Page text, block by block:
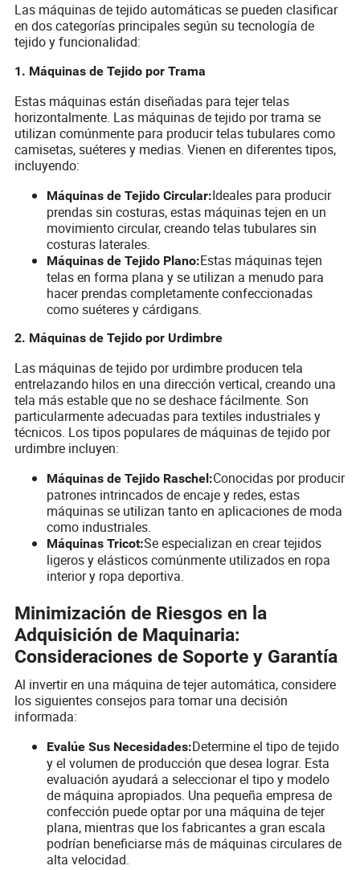
Las máquinas de tejido automáticas se pueden clasificar
en dos categorías principales según su tecnología de
tejido y funcionalidad:
1. Máquinas de Tejido por Trama
Estas máquinas están diseñadas para tejer telas
horizontalmente. Las máquinas de tejido por trama se
utilizan comúnmente para producir telas tubulares como
camisetas, suéteres y medias. Vienen en diferentes tipos,
incluyendo:
Máquinas de Tejido Circular:Ideales para producir
prendas sin costuras, estas máquinas tejen en un
movimiento circular, creando telas tubulares sin
costuras laterales.
Máquinas de Tejido Plano:Estas máquinas tejen
telas en forma plana y se utilizan a menudo para
hacer prendas completamente confeccionadas
como suéteres y cárdigans.
2. Máquinas de Tejido por Urdimbre
Las máquinas de tejido por urdimbre producen tela
entrelazando hilos en una dirección vertical, creando una
tela más estable que no se deshace fácilmente. Son
particularmente adecuadas para textiles industriales y
técnicos. Los tipos populares de máquinas de tejido por
urdimbre incluyen:
Máquinas de Tejido Raschel:Conocidas por producir
patrones intrincados de encaje y redes, estas
máquinas se utilizan tanto en aplicaciones de moda
como industriales.
Máquinas Tricot:Se especializan en crear tejidos
ligeros y elásticos comúnmente utilizados en ropa
interior y ropa deportiva.
Minimización de Riesgos en la
Adquisición de Maquinaria:
Consideraciones de Soporte y Garantía
Al invertir en una máquina de tejer automática, considere
los siguientes consejos para tomar una decisión
informada:
Evalúe Sus Necesidades:Determine el tipo de tejido
y el volumen de producción que desea lograr. Esta
evaluación ayudará a seleccionar el tipo y modelo
de máquina apropiados. Una pequeña empresa de
confección puede optar por una máquina de tejer
plana, mientras que los fabricantes a gran escala
podrían beneficiarse más de máquinas circulares de
alta velocidad.